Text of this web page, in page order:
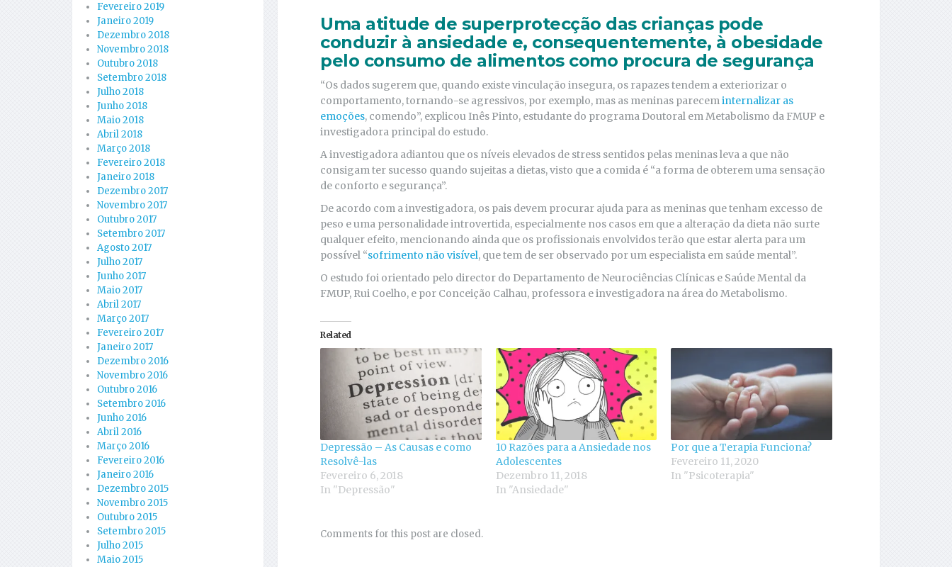
Uma atitude de superprotecção das crianças pode
conduzir à ansiedade e, consequentemente, à obesidade
pelo consumo de alimentos como procura de segurança
“Os dados sugerem que, quando existe vinculação insegura, os rapazes tendem a exteriorizar o
comportamento, tornando-se agressivos, por exemplo, mas as meninas parecem internalizar as
emoções, comendo”, explicou Inês Pinto, estudante do programa Doutoral em Metabolismo da FMUP e
investigadora principal do estudo.
A investigadora adiantou que os níveis elevados de stress sentidos pelas meninas leva a que não
consigam ter sucesso quando sujeitas a dietas, visto que a comida é “a forma de obterem uma sensação
de conforto e segurança”.
De acordo com a investigadora, os pais devem procurar ajuda para as meninas que tenham excesso de
peso e uma personalidade introvertida, especialmente nos casos em que a alteração da dieta não surte
qualquer efeito, mencionando ainda que os profissionais envolvidos terão que estar alerta para um
possível “sofrimento não visível, que tem de ser observado por um especialista em saúde mental”.
O estudo foi orientado pelo director do Departamento de Neurociências Clínicas e Saúde Mental da
FMUP, Rui Coelho, e por Conceição Calhau, professora e investigadora na área do Metabolismo.
Related
Depressão – As Causas e como
Resolvê-las
Fevereiro 6, 2018
In "Depressão"
10 Razões para a Ansiedade nos
Adolescentes
Dezembro 11, 2018
In "Ansiedade"
Por que a Terapia Funciona?
Fevereiro 11, 2020
In "Psicoterapia"
Comments for this post are closed.
Fevereiro 2019
Janeiro 2019
Dezembro 2018
Novembro 2018
Outubro 2018
Setembro 2018
Julho 2018
Junho 2018
Maio 2018
Abril 2018
Março 2018
Fevereiro 2018
Janeiro 2018
Dezembro 2017
Novembro 2017
Outubro 2017
Setembro 2017
Agosto 2017
Julho 2017
Junho 2017
Maio 2017
Abril 2017
Março 2017
Fevereiro 2017
Janeiro 2017
Dezembro 2016
Novembro 2016
Outubro 2016
Setembro 2016
Junho 2016
Abril 2016
Março 2016
Fevereiro 2016
Janeiro 2016
Dezembro 2015
Novembro 2015
Outubro 2015
Setembro 2015
Julho 2015
Maio 2015